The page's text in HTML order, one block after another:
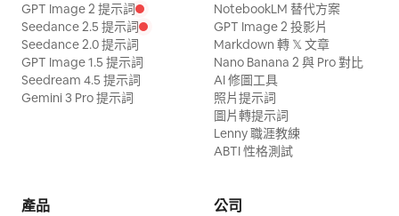
GPT Image 2 提示詞
Seedance 2.5 提示詞
Seedance 2.0 提示詞
GPT Image 1.5 提示詞
Seedream 4.5 提示詞
Gemini 3 Pro 提示詞
NotebookLM 替代方案
GPT Image 2 投影片
Markdown 轉 𝕏 文章
Nano Banana 2 與 Pro 對比
AI 修圖工具
照片提示詞
圖片轉提示詞
Lenny 職涯教練
ABTI 性格測試
產品 公司